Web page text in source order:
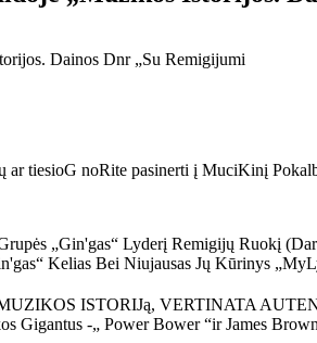
ar tiesioG noRite pasinerti į MuciKinį
Grupės „Gin'gas“ Lyderį Remigijų
Kelias Bei Niujausas Jų Kūrinys
ISTORIJą, VERTINATA
Gigantus -„ Power Bower “ir James